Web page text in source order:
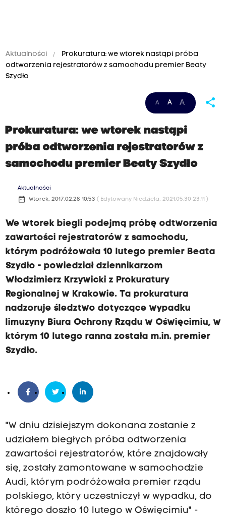
Aktualności
Prokuratura: we wtorek nastąpi próba
odtworzenia rejestratorów z samochodu premier Beaty
Szydło
A A A share
Prokuratura: we wtorek nastąpi
próba odtworzenia rejestratorów z
samochodu premier Beaty Szydło
Aktualności
date_range Wtorek, 2017.02.28 10:53 ( Edytowany Niedziela, 2021.05.30 23:11 )
We wtorek biegli podejmą próbę odtworzenia
zawartości rejestratorów z samochodu,
którym podróżowała 10 lutego premier Beata
Szydło - powiedział dziennikarzom
Włodzimierz Krzywicki z Prokuratury
Regionalnej w Krakowie. Ta prokuratura
nadzoruje śledztwo dotyczące wypadku
limuzyny Biura Ochrony Rządu w Oświęcimiu, w
którym 10 lutego ranna została m.in. premier
Szydło.
"W dniu dzisiejszym dokonana zostanie z
udziałem biegłych próba odtworzenia
zawartości rejestratorów, które znajdowały
się, zostały zamontowane w samochodzie
Audi, którym podróżowała premier rządu
polskiego, który uczestniczył w wypadku, do
którego doszło 10 lutego w Oświęcimiu" -